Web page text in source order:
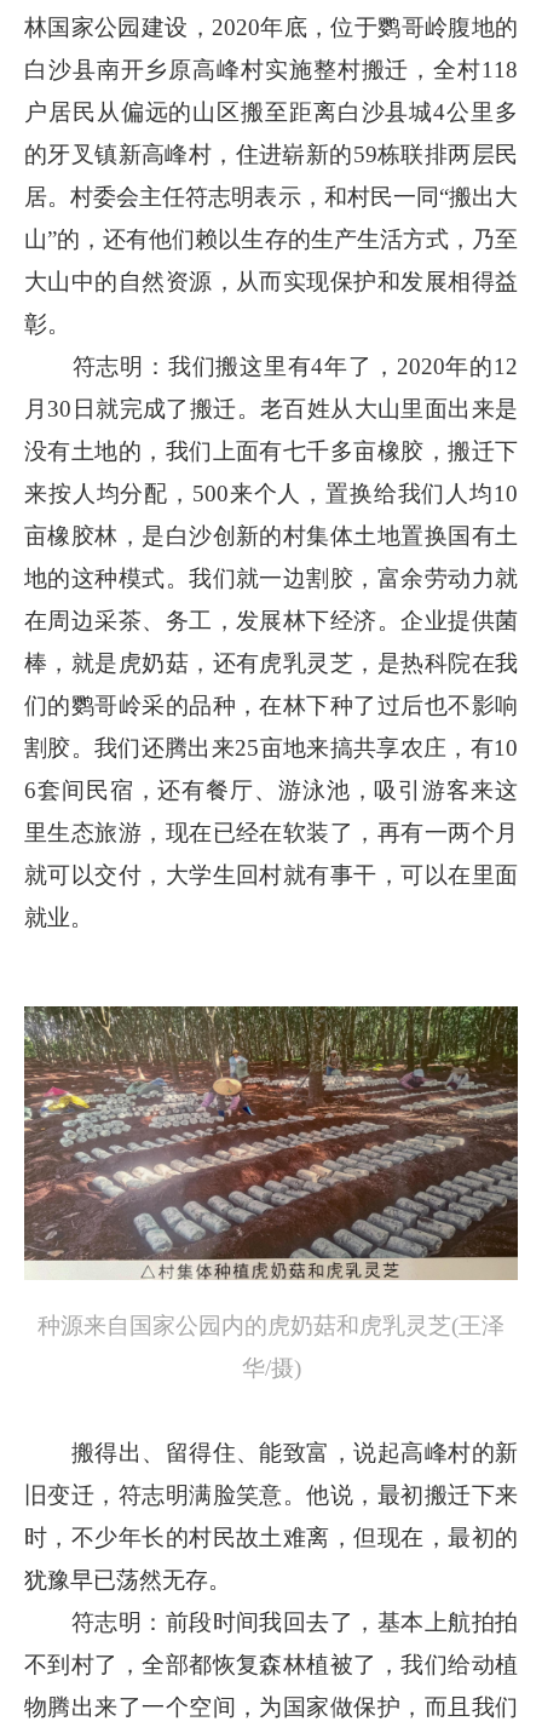
林国家公园建设，2020年底，位于鹦哥岭腹地的
白沙县南开乡原高峰村实施整村搬迁，全村118
户居民从偏远的山区搬至距离白沙县城4公里多
的牙叉镇新高峰村，住进崭新的59栋联排两层民
居。村委会主任符志明表示，和村民一同“搬出大
山”的，还有他们赖以生存的生产生活方式，乃至
大山中的自然资源，从而实现保护和发展相得益
彰。
符志明：我们搬这里有4年了，2020年的12
月30日就完成了搬迁。老百姓从大山里面出来是
没有土地的，我们上面有七千多亩橡胶，搬迁下
来按人均分配，500来个人，置换给我们人均10
亩橡胶林，是白沙创新的村集体土地置换国有土
地的这种模式。我们就一边割胶，富余劳动力就
在周边采茶、务工，发展林下经济。企业提供菌
棒，就是虎奶菇，还有虎乳灵芝，是热科院在我
们的鹦哥岭采的品种，在林下种了过后也不影响
割胶。我们还腾出来25亩地来搞共享农庄，有10
6套间民宿，还有餐厅、游泳池，吸引游客来这
里生态旅游，现在已经在软装了，再有一两个月
就可以交付，大学生回村就有事干，可以在里面
就业。
种源来自国家公园内的虎奶菇和虎乳灵芝(王泽
华/摄)
搬得出、留得住、能致富，说起高峰村的新
旧变迁，符志明满脸笑意。他说，最初搬迁下来
时，不少年长的村民故土难离，但现在，最初的
犹豫早已荡然无存。
符志明：前段时间我回去了，基本上航拍拍
不到村了，全部都恢复森林植被了，我们给动植
物腾出来了一个空间，为国家做保护，而且我们